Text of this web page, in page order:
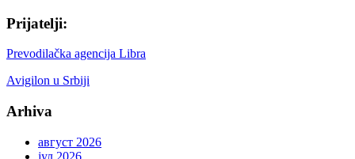
Prijatelji:
Prevodilačka agencija Libra
Avigilon u Srbiji
Arhiva
август 2026
јул 2026